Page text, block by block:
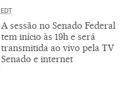
EDT
A sessão no Senado Federal
tem início às 19h e será
transmitida ao vivo pela TV
Senado e internet